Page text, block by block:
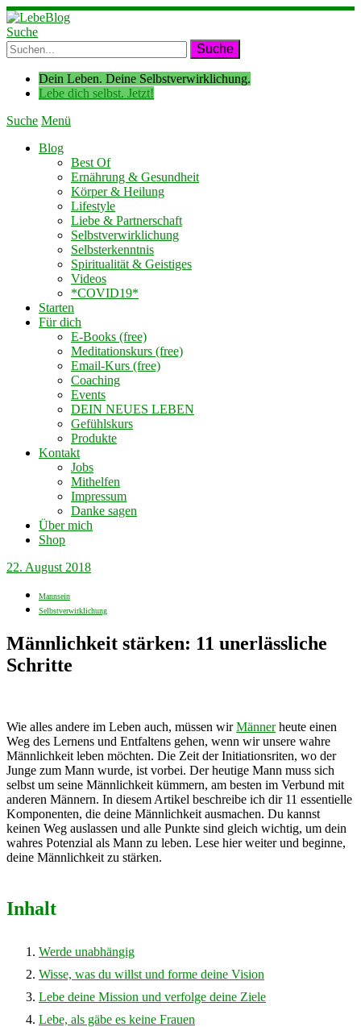
Suche
Dein Leben. Deine Selbstverwirklichung.
Lebe dich selbst. Jetzt!
Suche Menü
Blog
Best Of
Ernährung & Gesundheit
Körper & Heilung
Lifestyle
Liebe & Partnerschaft
Selbstverwirklichung
Selbsterkenntnis
Spiritualität & Geistiges
Videos
*COVID19*
Starten
Für dich
E-Books (free)
Meditationskurs (free)
Email-Kurs (free)
Coaching
Events
DEIN NEUES LEBEN
Gefühlskurs
Produkte
Kontakt
Jobs
Mithelfen
Impressum
Danke sagen
Über mich
Shop
22. August 2018
Mannsein
Selbstverwirklichung
Männlichkeit stärken: 11 unerlässliche
Schritte
Wie alles andere im Leben auch, müssen wirMännerheute einen
Weg des Lernens und Entfaltens gehen, wenn wir unsere wahre
Männlichkeit leben möchten. Die Zeit der Initiationsriten, wo der
Junge zum Mann wurde, ist vorbei. Der heutige Mann muss sich
selbst um seine Männlichkeit kümmern, am besten im Verbund mit
anderen Männern. In diesem Artikel beschreibe ich dir 11 essentielle
Komponenten, die deine Männlichkeit ausmachen. Du kannst
keinen Weg auslassen und alle Punkte sind gleich wichtig, um dein
wahres Potenzial als Mann zu leben. Lese hier weiter und beginne,
deine Männlichkeit zu stärken.
Inhalt
Werde unabhängig
Wisse, was du willst und forme deine Vision
Lebe deine Mission und verfolge deine Ziele
Lebe, als gäbe es keine Frauen